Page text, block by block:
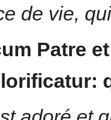
de vie,
Patre